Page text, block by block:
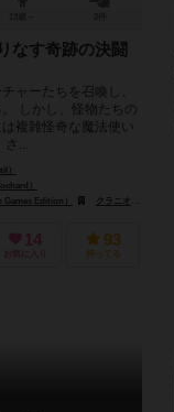
なす奇跡の決闘
ャーたちを召喚し、
しかし、怪物たちの
複雑怪奇な魔法使い
...
）
）
Games Edition）
クラニオ・クリエーションズ（Cranio Creations）
14
お気に入り
93
持ってる